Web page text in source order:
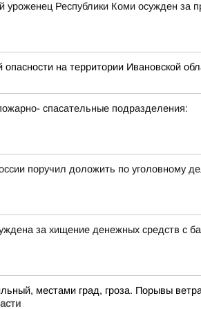
уроженец Республики Коми осужден за
опасности на территории Ивановской
спасательные подразделения:
поручил доложить по уголовному
за хищение денежных средств с
местами град, гроза. Порывы